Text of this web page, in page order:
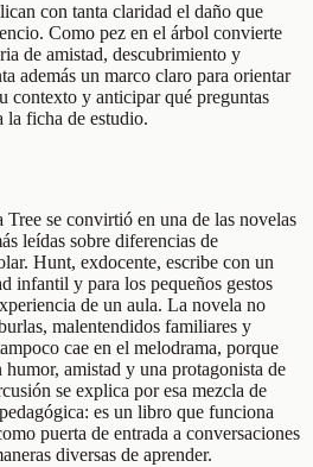
con tanta claridad el daño que
Como pez en el árbol convierte
de amistad, descubrimiento y
además un marco claro para orientar
contexto y anticipar qué preguntas
la ficha de estudio.
se convirtió en una de las novelas
leídas sobre diferencias de
Hunt, exdocente, escribe con un
infantil y para los pequeños gestos
de un aula. La novela no
malentendidos familiares y
cae en el melodrama, porque
amistad y una protagonista de
se explica por esa mezcla de
es un libro que funciona
puerta de entrada a conversaciones
diversas de aprender.